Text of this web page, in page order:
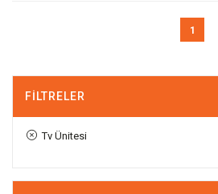
1
FILTRELER
Tv Ünitesi